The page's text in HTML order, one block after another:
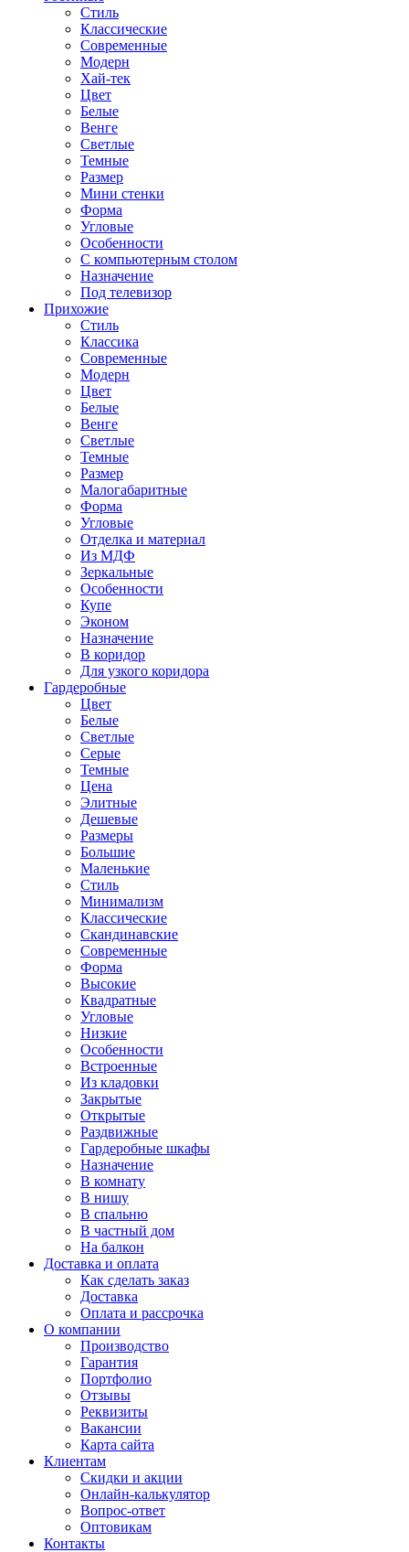
Стиль
Классические
Современные
Модерн
Хай-тек
Цвет
Белые
Венге
Светлые
Темные
Размер
Мини стенки
Форма
Угловые
Особенности
С компьютерным столом
Назначение
Под телевизор
Прихожие
Стиль
Классика
Современные
Модерн
Цвет
Белые
Венге
Светлые
Темные
Размер
Малогабаритные
Форма
Угловые
Отделка и материал
Из МДФ
Зеркальные
Особенности
Купе
Эконом
Назначение
В коридор
Для узкого коридора
Гардеробные
Цвет
Белые
Светлые
Серые
Темные
Цена
Элитные
Дешевые
Размеры
Большие
Маленькие
Стиль
Минимализм
Классические
Скандинавские
Современные
Форма
Высокие
Квадратные
Угловые
Низкие
Особенности
Встроенные
Из кладовки
Закрытые
Открытые
Раздвижные
Гардеробные шкафы
Назначение
В комнату
В нишу
В спальню
В частный дом
На балкон
Доставка и оплата
Как сделать заказ
Доставка
Оплата и рассрочка
О компании
Производство
Гарантия
Портфолио
Отзывы
Реквизиты
Вакансии
Карта сайта
Клиентам
Скидки и акции
Онлайн-калькулятор
Вопрос-ответ
Оптовикам
Контакты